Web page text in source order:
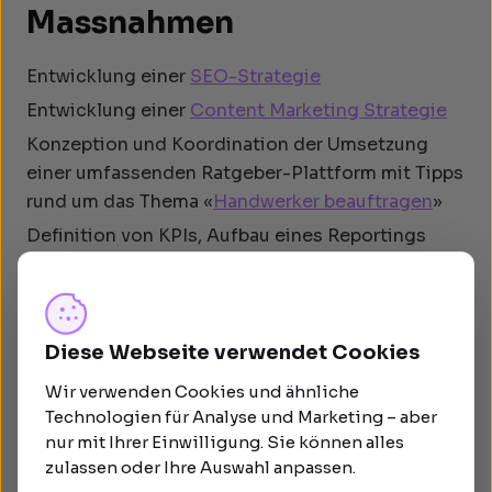
Massnahmen
Entwicklung einer SEO-Strategie
Entwicklung einer Content Marketing Strategie
Konzeption und Koordination der Umsetzung
einer umfassenden Ratgeber-Plattform mit Tipps
rund um das Thema «Handwerker beauftragen»
Definition von KPIs, Aufbau eines Reportings
Resultate des Projekts mit
Standout als SEO Agentur
Die Nutzen der Zusammenarbeit mit der SEO
Standout beschreibt Urs Rubitschon
folgendermassen:
Diese Webseite verwendet Cookies
Wir verwenden Cookies und ähnliche
Technologien für Analyse und Marketing – aber
nur mit Ihrer Einwilligung. Sie können alles
zulassen oder Ihre Auswahl anpassen.